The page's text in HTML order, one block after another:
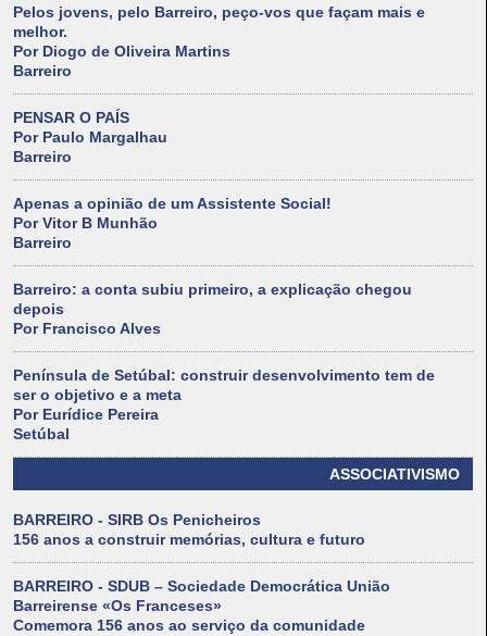
Pelos jovens, pelo Barreiro, peço-vos que façam mais e
melhor.
Por Diogo de Oliveira Martins
Barreiro
PENSAR O PAÍS
Por Paulo Margalhau
Barreiro
Apenas a opinião de um Assistente Social!
Por Vitor B Munhão
Barreiro
Barreiro: a conta subiu primeiro, a explicação chegou
depois
Por Francisco Alves
Península de Setúbal: construir desenvolvimento tem de
ser o objetivo e a meta
Por Eurídice Pereira
Setúbal
ASSOCIATIVISMO
BARREIRO - SIRB Os Penicheiros
156 anos a construir memórias, cultura e futuro
BARREIRO - SDUB – Sociedade Democrática União
Barreirense «Os Franceses»
Comemora 156 anos ao serviço da comunidade